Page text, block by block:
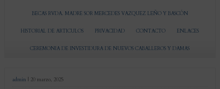
BECAS RVDA. MADRE SOR MERCEDES VAZQUEZ LEÑO Y BASCÓN
HISTORIAL DE ARTICULOS PRIVACIDAD CONTACTO ENLACES
CEREMONIA DE INVESTIDURA DE NUEVOS CABALLEROS Y DAMAS
admin | 20 marzo, 2025